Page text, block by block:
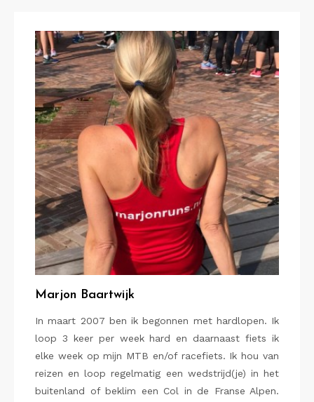
Marjon Baartwijk
In maart 2007 ben ik begonnen met hardlopen. Ik
loop 3 keer per week hard en daarnaast fiets ik
elke week op mijn MTB en/of racefiets. Ik hou van
reizen en loop regelmatig een wedstrijd(je) in het
buitenland of beklim een Col in de Franse Alpen.